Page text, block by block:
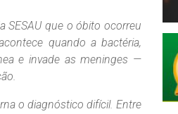
SESAU que o óbito ocorreu
quando a bactéria,
e invade as meninges —
o diagnóstico difícil. Entre